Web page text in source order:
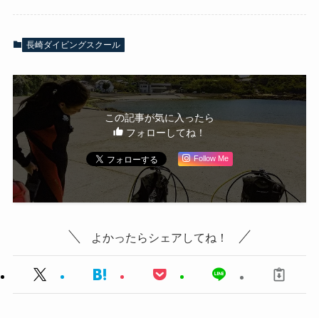
長崎ダイビングスクール
この記事が気に入ったら
フォローしてね！
Follow Me
よかったらシェアしてね！